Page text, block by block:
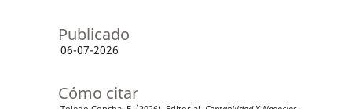
Publicado
06-07-2026
Cómo citar